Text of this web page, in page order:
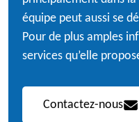
équipe peut aussi se
Pour de plus amples
services qu’elle
Contactez-nous